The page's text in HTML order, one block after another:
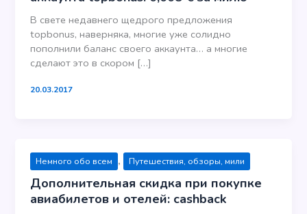
В свете недавнего щедрого предложения
topbonus, наверняка, многие уже солидно
пополнили баланс своего аккаунта… а многие
сделают это в скором […]
20.03.2017
Немного обо всем , Путешествия, обзоры, мили
Дополнительная скидка при покупке
авиабилетов и отелей: cashback